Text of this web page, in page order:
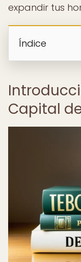
expandir tus
Índice
Capital